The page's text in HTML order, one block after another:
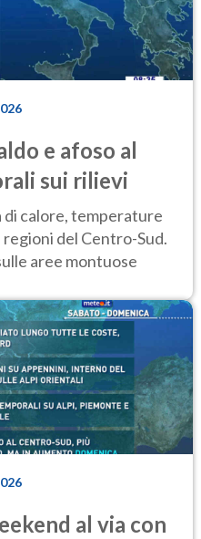
e afoso al
sui rilievi
di calore, temperature
del Centro-Sud.
aree montuose
al via con